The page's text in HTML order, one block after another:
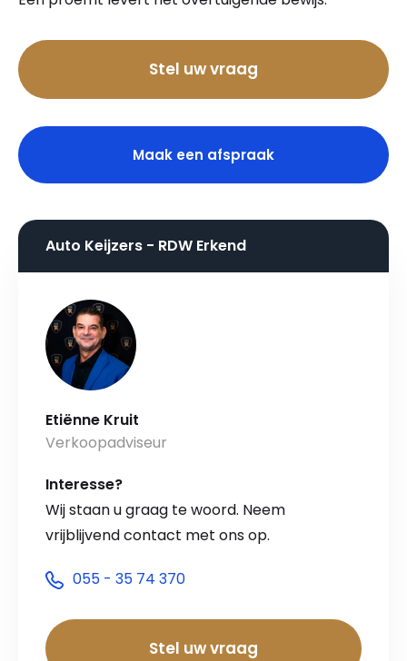
Stel uw vraag
Maak een afspraak
Auto Keijzers - RDW Erkend
Etiënne Kruit
Verkoopadviseur
Interesse?
Wij staan u graag te woord. Neem
vrijblijvend contact met ons op.
055 - 35 74 370
Stel uw vraag